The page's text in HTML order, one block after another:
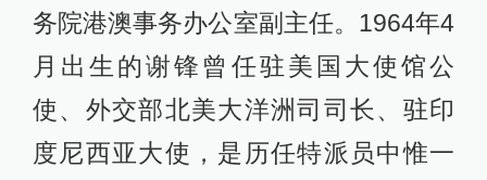
务院港澳事务办公室副主任。1964年4
月出生的谢锋曾任驻美国大使馆公
使、外交部北美大洋洲司司长、驻印
度尼西亚大使，是历任特派员中惟一